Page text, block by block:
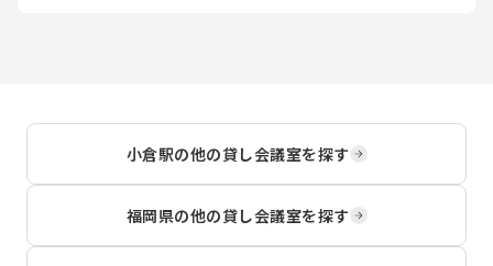
小倉駅の他の貸し会議室を探す
福岡県の他の貸し会議室を探す